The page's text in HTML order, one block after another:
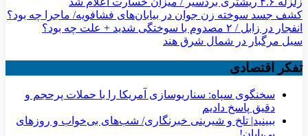
کشف جسد سوخته زن جوان در بیابان‌های فشافویه/ ماجرا چه بود؟
انفجار در زابل / ۲ مصدوم با سوختگی شدید + علت چه بود؟
سیل مرگبار در شمال شرق هند
تفکر اقتصادی
سخنگوی سپاه: سناریوسازی آمریکا را با حملات پرحجم‌‌ و
دقیق‌ پاسخ دادیم
ببینید| تلخ و شیرینی خبرنگاری/‌ شب‌های بی‌خواب و روزهای